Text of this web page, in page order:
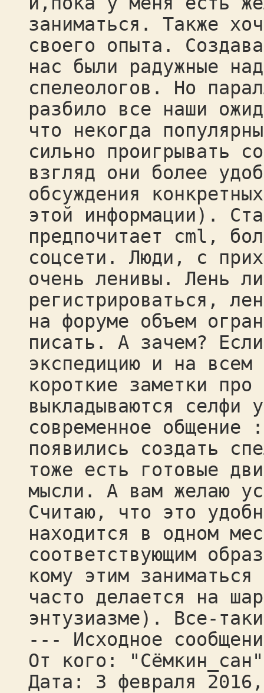
заниматься. Также
своего опыта.
нас были радужные
спелеологов. Но
разбило все наши
что некогда
сильно проигрывать
взгляд они более
обсуждения
этой информации).
предпочитает cml,
соцсети. Люди, с
очень ленивы. Лень
регистрироваться,
на форуме объем
писать. А зачем?
экспедицию и на всем
короткие заметки
выкладываются селфи
современное
появились создать
тоже есть готовые
мысли. А вам желаю
Считаю, что это
находится в одном
соответствующим
кому этим
часто делается на
энтузиазме). Все-
--- Исходное
От кого: "Сёмкин_сан"
Дата: 3 февраля